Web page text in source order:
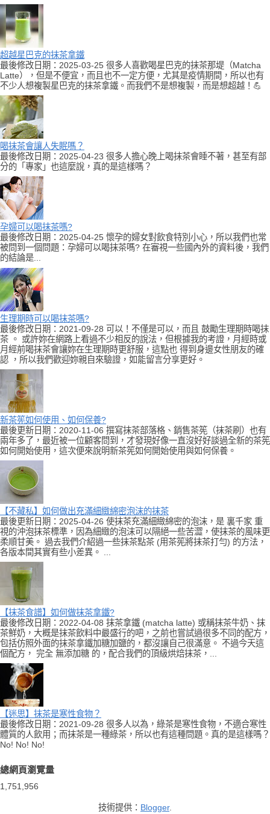
超越星巴克的抹茶拿鐵
最後修改日期：2025-03-25 很多人喜歡喝星巴克的抹茶那堤（Matcha
Latte），但是不便宜，而且也不一定方便，尤其是疫情期間，所以也有
不少人想複製星巴克的抹茶拿鐵。而我們不是想複製，而是想超越！💪
喝抹茶會讓人失眠嗎？
最後修改日期：2025-04-23 很多人擔心晚上喝抹茶會睡不著，甚至有部
分的「專家」也這麼說，真的是這樣嗎？
孕婦可以喝抹茶嗎?
最後修改日期：2025-04-25 懷孕的婦女對飲食特別小心，所以我們也常
被問到一個問題：孕婦可以喝抹茶嗎? 在審視一些國內外的資料後，我們
的結論是...
生理期時可以喝抹茶嗎?
最後修改日期：2021-09-28 可以！不僅是可以，而且 鼓勵生理期時喝抹
茶 。 或許妳在網路上看過不少相反的說法，但根據我的考證，月經時或
月經前喝抹茶會讓妳在生理期時更舒服，這點也 得到身邊女性朋友的確
認 ，所以我們歡迎妳親自來驗證，如能留言分享更好。
新茶筅如何使用、如何保養?
最後更新日期：2020-11-06 撰寫抹茶部落格、銷售茶筅（抹茶刷）也有
兩年多了，最近被一位顧客問到，才發現好像一直沒好好談過全新的茶筅
如何開始使用，這次便來說明新茶筅如何開始使用與如何保養。
【不藏私】如何做出充滿細緻綿密泡沫的抹茶
最後更新日期：2025-04-26 使抹茶充滿細緻綿密的泡沫，是 裏千家 重
視的沖泡抹茶標準，因為細緻的泡沫可以隔絕一些苦澀，使抹茶的風味更
柔順甘美。 過去我們介紹過一些抹茶點茶 (用茶筅將抹茶打勻) 的方法，
各版本間其實有些小差異。 ...
【抹茶食譜】如何做抹茶拿鐵?
最後修改日期：2022-04-08 抹茶拿鐵 (matcha latte) 或稱抹茶牛奶、抹
茶鮮奶，大概是抹茶飲料中最盛行的吧，之前也嘗試過很多不同的配方，
包括仿照外面的抹茶拿鐵加糖加鹽的，都沒讓自己很滿意。 不過今天這
個配方， 完全 無添加糖 的，配合我們的頂級烘焙抹茶，...
【迷思】抹茶是寒性食物？
最後修改日期：2021-09-28 很多人以為，綠茶是寒性食物，不適合寒性
體質的人飲用；而抹茶是一種綠茶，所以也有這種問題。真的是這樣嗎？
No! No! No!
總網頁瀏覽量
1,751,956
技術提供： Blogger.